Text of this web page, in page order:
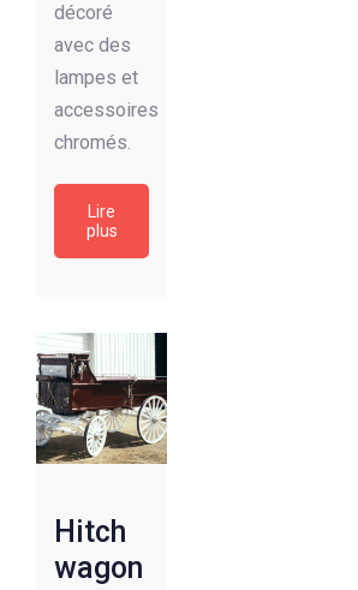
décoré
avec des
lampes et
accessoires
chromés.
Lire
plus
Hitch
wagon